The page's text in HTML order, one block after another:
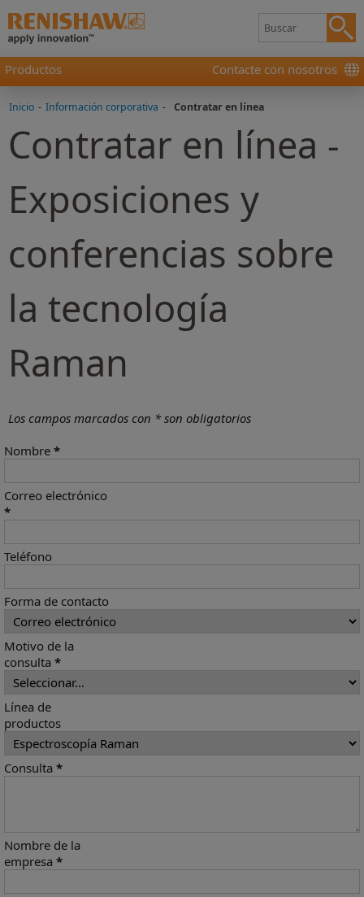
Productos Contacte con nosotros
Inicio - Información corporativa - Contratar en línea
Contratar en línea -
Exposiciones y
conferencias sobre
la tecnología
Raman
Los campos marcados con * son obligatorios
Nombre *
Correo electrónico
*
Teléfono
Forma de contacto
Motivo de la
consulta *
Línea de
productos
Consulta *
Nombre de la
empresa *